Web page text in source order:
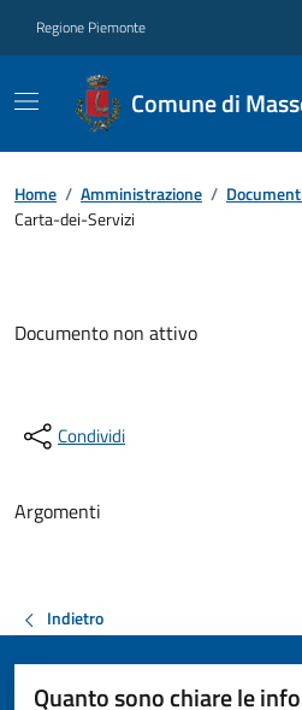
Regione Piemonte
Comune di
Home / Amministrazione /
Carta-dei-Servizi
Documento non attivo
Condividi
Argomenti
Indietro
Quanto sono chiare le